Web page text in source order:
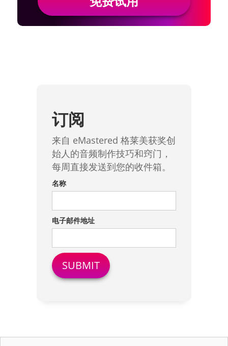
订阅
来自 eMastered 格莱美获奖创
始人的音频制作技巧和窍门，
每周直接发送到您的收件箱。
名称
电子邮件地址